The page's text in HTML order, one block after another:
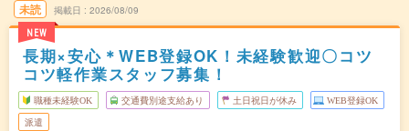
未読
NEW
掲載日 2026/08/09
長期×安心＊WEB登録OK！未経験歓迎〇コツ
コツ軽作業スタッフ募集！
職種未経験OK 交通費別途支給あり 土日祝日が休み WEB登録OK
派遣